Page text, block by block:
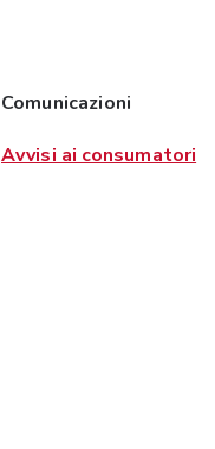
Comunicazioni
Avvisi ai consumatori